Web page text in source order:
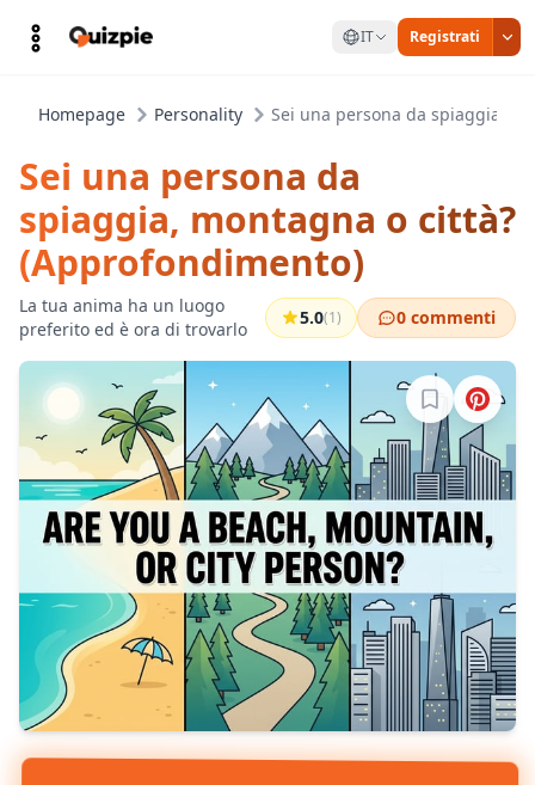
IT Registrati
Homepage Personality Sei una persona da spiaggia,
Sei una persona da
spiaggia, montagna o città?
(Approfondimento)
La tua anima ha un luogo
preferito ed è ora di trovarlo
5.0(1) 0 commenti
Accedi per